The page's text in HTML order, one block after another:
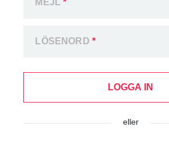
MEJL*
LÖSENORD *
LOGGA IN
eller